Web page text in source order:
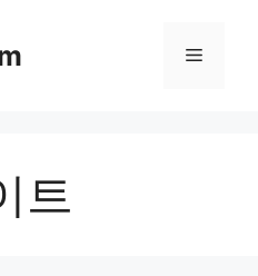
Menu
트